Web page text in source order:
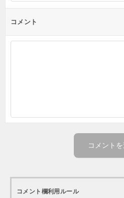
コメント
コメント欄利用ルール